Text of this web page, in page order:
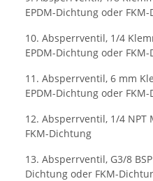
EPDM-Dichtung oder
10. Absperrventil, 1/4
EPDM-Dichtung oder
11. Absperrventil, 6 mm
EPDM-Dichtung oder
12. Absperrventil, 1/4
FKM-Dichtung
13. Absperrventil, G3/8
Dichtung oder FKM-